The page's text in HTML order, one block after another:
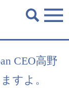
CEO高野
すよ。